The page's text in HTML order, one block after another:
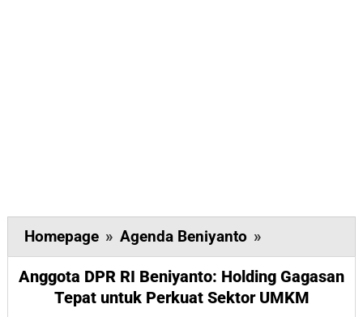
Homepage » Agenda Beniyanto »
DPR
RI
Beniyanto:
Anggota DPR RI Beniyanto: Holding Gagasan
Tepat untuk Perkuat Sektor UMKM